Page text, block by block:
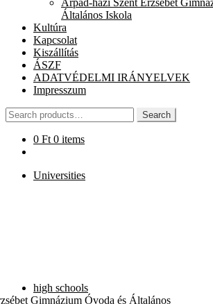
Árpád-házi Szent Erzsébet
Általános Iskola
Kultúra
Kapcsolat
Kiszállítás
ÁSZF
ADATVÉDELMI IRÁNYELVEK
Impresszum
Search
for:
Search
0 Ft 0 items
Universities
high schools
Gimnázium Óvoda és Általános